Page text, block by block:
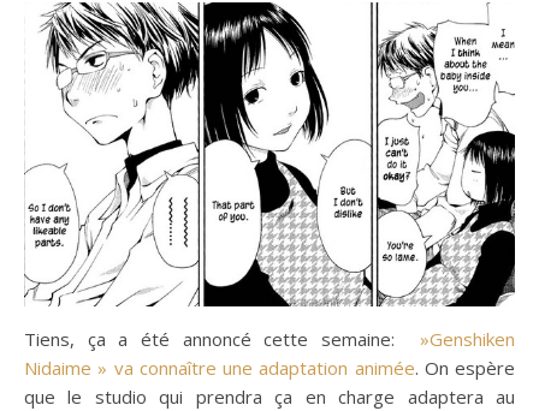
Tiens, ça a été annoncé cette semaine:
»Genshiken
Nidaime » va connaître une adaptation animée. On espère
que le studio qui prendra ça en charge adaptera au